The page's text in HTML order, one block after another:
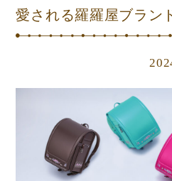
愛される羅羅屋ブラン